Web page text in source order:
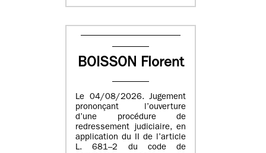
BOISSON Florent
Le 04/08/2026. Jugement
prononçant l’ouverture
d’une procédure de
redressement judiciaire, en
application du II de l’article
L. 681–2 du code de